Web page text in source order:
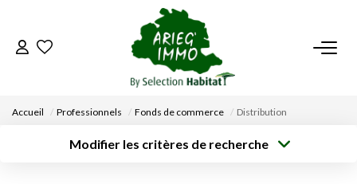
ACCUEIL
Accueil Professionnels Fonds de commerce Distribution
Modifier les critères de recherche